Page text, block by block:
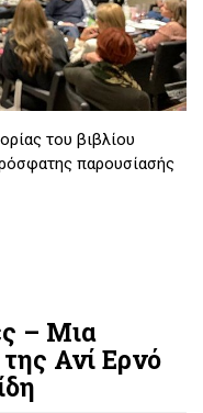
του βιβλίου
παρουσίασής
– Μια
Ανί Ερνό